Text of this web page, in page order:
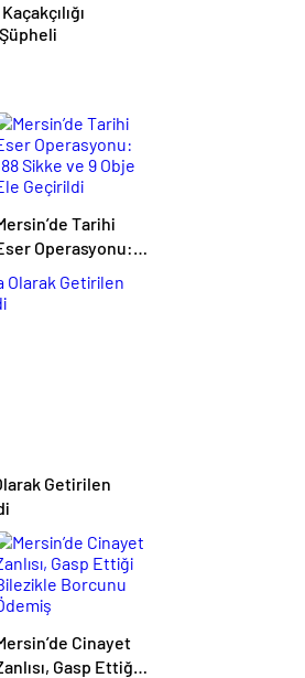
Tarihi
Operasyonu:
188 Sikke ve 9 Obje
Geçirildi
Getirilen
Cinayet
Gasp Ettiği